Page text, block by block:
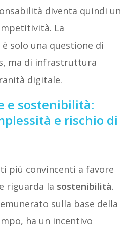
diventa quindi un
La
solo una questione di
ma di infrastruttura
digitale.
e sostenibilità:
e rischio di
più convincenti a favore
riguarda la sostenibilità.
sulla base della
ha un incentivo